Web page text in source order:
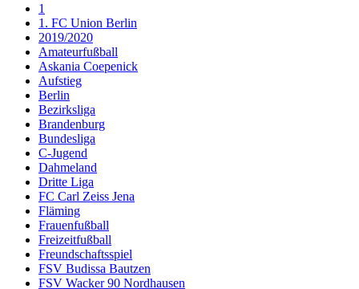
1
1. FC Union Berlin
2019/2020
Amateurfußball
Askania Coepenick
Aufstieg
Berlin
Bezirksliga
Brandenburg
Bundesliga
C-Jugend
Dahmeland
Dritte Liga
FC Carl Zeiss Jena
Fläming
Frauenfußball
Freizeitfußball
Freundschaftsspiel
FSV Budissa Bautzen
FSV Wacker 90 Nordhausen